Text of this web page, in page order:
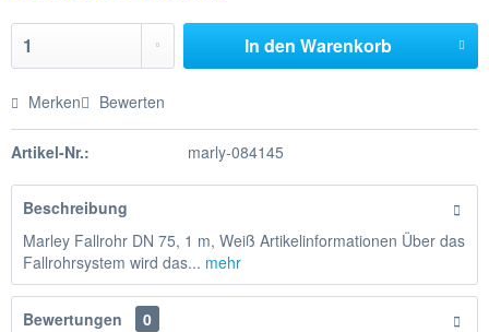
In den Warenkorb
Merken Bewerten
Artikel-Nr.: marly-084145
Beschreibung
Marley Fallrohr DN 75, 1 m, Weiß Artikelinformationen Über das
Fallrohrsystem wird das... mehr
Bewertungen
0